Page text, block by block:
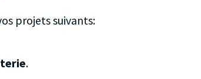
projets suivants:
.